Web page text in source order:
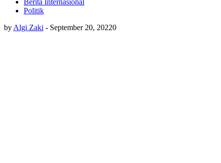
Berita Internasional
Politik
by Algi Zaki - September 20, 20220